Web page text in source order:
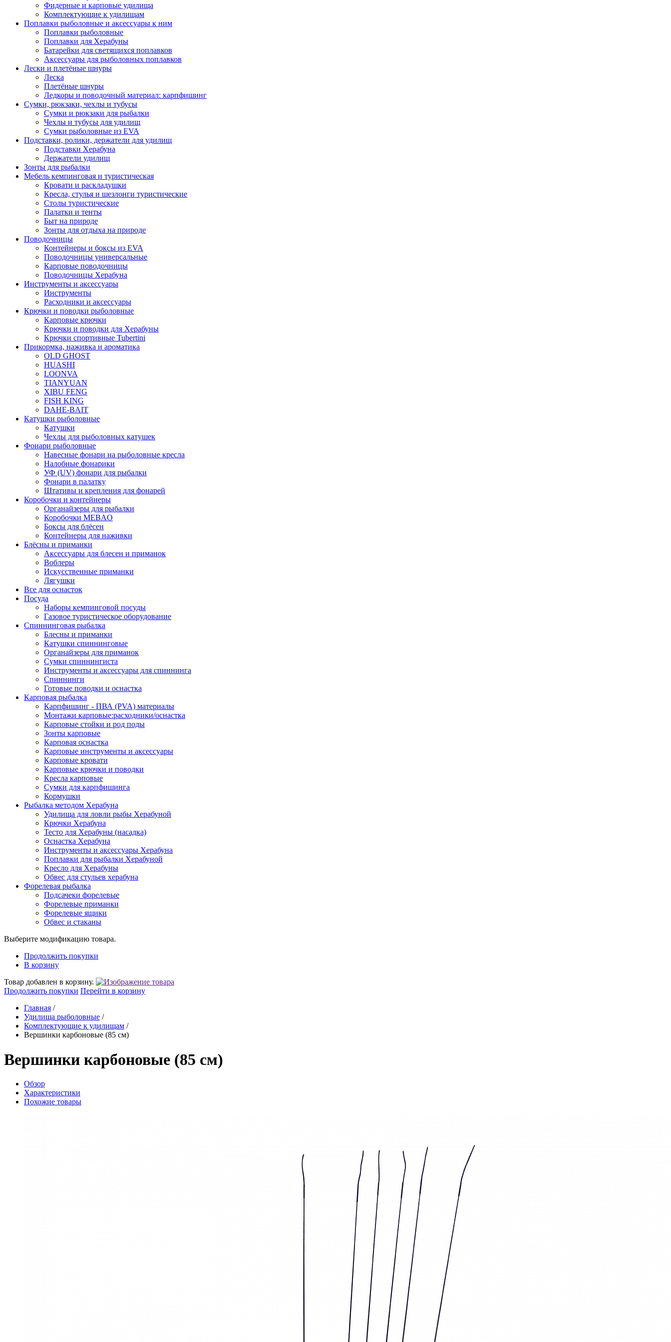
Фидерные и карповые удилища
Комплектующие к удилищам
Поплавки рыболовные и аксессуары к ним
Поплавки рыболовные
Поплавки для Херабуны
Батарейки для светящихся поплавков
Аксессуары для рыболовных поплавков
Лески и плетёные шнуры
Леска
Плетёные шнуры
Ледкоры и поводочный материал: карпфишинг
Сумки, рюкзаки, чехлы и тубусы
Сумки и рюкзаки для рыбалки
Чехлы и тубусы для удилищ
Сумки рыболовные из EVA
Подставки, ролики, держатели для удилищ
Подставки Херабуна
Держатели удилищ
Зонты для рыбалки
Мебель кемпинговая и туристическая
Кровати и раскладушки
Кресла, стулья и шезлонги туристические
Столы туристические
Палатки и тенты
Быт на природе
Зонты для отдыха на природе
Поводочницы
Контейнеры и боксы из EVA
Поводочницы универсальные
Карповые поводочницы
Поводочницы Херабуна
Инструменты и аксессуары
Инструменты
Расходники и аксессуары
Крючки и поводки рыболовные
Карповые крючки
Крючки и поводки для Херабуны
Крючки спортивные Tubertini
Прикормка, наживка и ароматика
OLD GHOST
HUASHI
LOONVA
TIANYUAN
XIBU FENG
FISH KING
DAHE-BAIT
Катушки рыболовные
Катушки
Чехлы для рыболовных катушек
Фонари рыболовные
Навесные фонари на рыболовные кресла
Налобные фонарики
УФ (UV) фонари для рыбалки
Фонари в палатку
Штативы и крепления для фонарей
Коробочки и контейнеры
Органайзеры для рыбалки
Коробочки MEBAO
Боксы для блёсен
Контейнеры для наживки
Блёсны и приманки
Аксессуары для блесен и приманок
Воблеры
Искусственные приманки
Лягушки
Все для оснасток
Посуда
Наборы кемпинговой посуды
Газовое туристическое оборудование
Спиннинговая рыбалка
Блесны и приманки
Катушки спиннинговые
Органайзеры для приманок
Сумки спиннингиста
Инструменты и аксессуары для спиннинга
Спиннинги
Готовые поводки и оснастка
Карповая рыбалка
Карпфишинг - ПВА (PVA) материалы
Монтажи карповые:расходники/оснастка
Карповые стойки и род поды
Зонты карповые
Карповая оснастка
Карповые инструменты и аксессуары
Карповые кровати
Карповые крючки и поводки
Кресла карповые
Сумки для карпфишинга
Кормушки
Рыбалка методом Херабуна
Удилища для ловли рыбы Херабуной
Крючки Херабуна
Тесто для Херабуны (насадка)
Оснастка Херабуна
Инструменты и аксессуары Херабуна
Поплавки для рыбалки Херабуной
Кресло для Херабуны
Обвес для стульев херабуна
Форелевая рыбалка
Подсачеки форелевые
Форелевые приманки
Форелевые ящики
Обвес и стаканы
Выберите модификацию товара.
Продолжить покупки
В корзину
Товар добавлен в корзину.
Продолжить покупки Перейти в корзину
Главная /
Удилища рыболовные /
Комплектующие к удилищам /
Вершинки карбоновые (85 см)
Вершинки карбоновые (85 см)
Обзор
Характеристики
Похожие товары